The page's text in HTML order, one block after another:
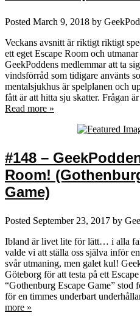
Posted March 9, 2018 by
Veckans avsnitt är riktigt riktigt
ett eget Escape Room och
GeekPoddens medlemmar att ta
vindsförråd som tidigare använts
mentalsjukhus är spelplanen och
fått är att hitta sju skatter. Frågan
Read more »
#148 –
Room!
Game)
Posted September 23, 2017 by
Ibland är livet lite för lätt… i alla
valde vi att ställa oss själva inför
svår utmaning, men galet kul!
Göteborg för att testa på ett
“Gothenburg Escape Game” stod
för en timmes underbart
more »